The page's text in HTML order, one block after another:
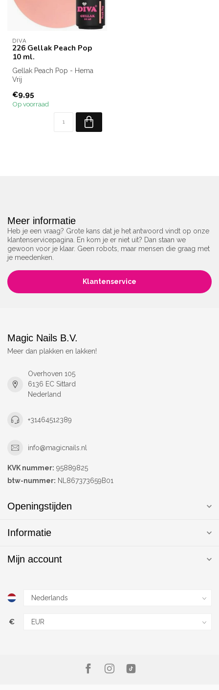
DIVA
226 Gellak Peach Pop
10 ml.
Gellak Peach Pop - Hema
Vrij
€9,95
Op voorraad
Meer informatie
Heb je een vraag? Grote kans dat je het antwoord vindt op onze
klantenservicepagina. En kom je er niet uit? Dan staan we
gewoon voor je klaar. Geen robots, maar mensen die graag met
je meedenken.
Klantenservice
Magic Nails B.V.
Meer dan plakken en lakken!
Overhoven 105
6136 EC Sittard
Nederland
+31464512389
info@magicnails.nl
KVK nummer: 95889825
btw-nummer: NL867373659B01
Openingstijden
Informatie
Mijn account
€